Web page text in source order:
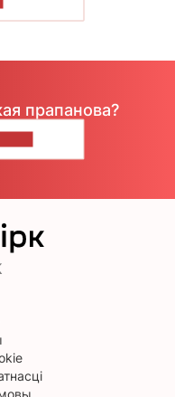
прапанова?